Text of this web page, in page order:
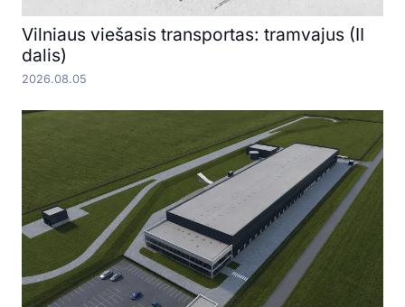
Vilniaus viešasis transportas: tramvajus (II
dalis)
2026.08.05